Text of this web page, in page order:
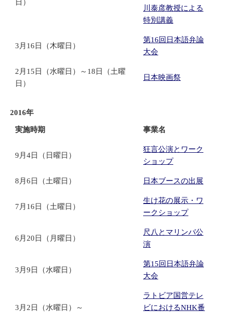
日）
川泰彦教授による
特別講義
3月16日（木曜日）
第16回日本語弁論
大会
2月15日（水曜日）～18日（土曜
日）
日本映画祭
2016年
実施時期 事業名
9月4日（日曜日）
狂言公演とワーク
ショップ
8月6日（土曜日） 日本ブースの出展
7月16日（土曜日）
生け花の展示・ワ
ークショップ
6月20日（月曜日）
尺八とマリンバ公
演
3月9日（水曜日）
第15回日本語弁論
大会
3月2日（水曜日）～
ラトビア国営テレ
ビにおけるNHK番